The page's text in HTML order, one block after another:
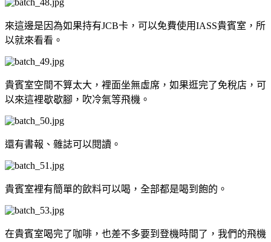
來這邊是因為如果持有JCB卡，可以免費使用IASS貴賓室，所
以就來看看。
貴賓室空間不算太大，裡面坐無虛席，如果逛完了免稅店，可
以來這裡歇歇腳，吹冷氣等飛機。
還有書報、雜誌可以閱讀。
貴賓室裡有簡單的飲料可以喝，全部都是喝到飽的。
在貴賓室喝完了咖啡，也差不多要到登機時間了，我們的飛機